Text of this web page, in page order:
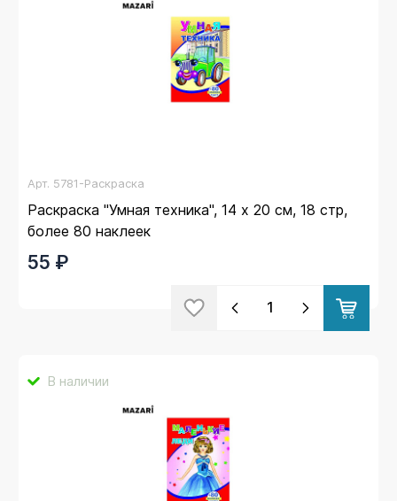
Арт. 5781-Раскраска
Раскраска "Умная техника", 14 х 20 см, 18 стр,
более 80 наклеек
55 ₽
В наличии